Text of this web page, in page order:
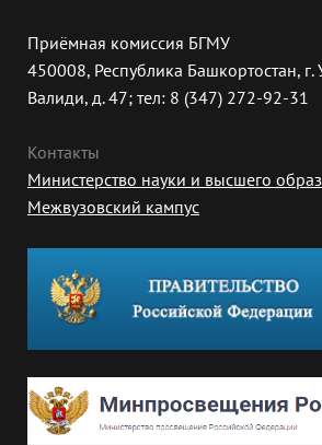
Приёмная комиссия БГМУ
450008, Республика Башкортостан, г.
Валиди, д. 47; тел: 8 (347) 272-92-31
Контакты
Министерство науки и высшего
Межвузовский кампус